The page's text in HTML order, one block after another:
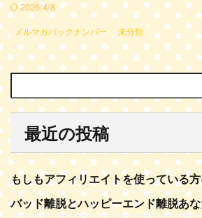
2026/4/8
メルマガバックナンバー 未分類
最近の投稿
もしもアフィリエイトを使っている
バッド離脱とハッピーエンド離脱あ